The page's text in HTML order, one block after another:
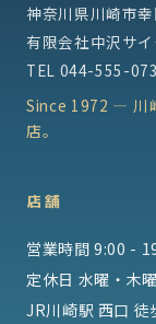
神奈川県川崎市
有限会社中沢サ
TEL 044-555-
Since 1972 — 川
店。
店舗
営業時間 9:00 -
定休日 水曜・木曜
JR川崎駅 西口 徒